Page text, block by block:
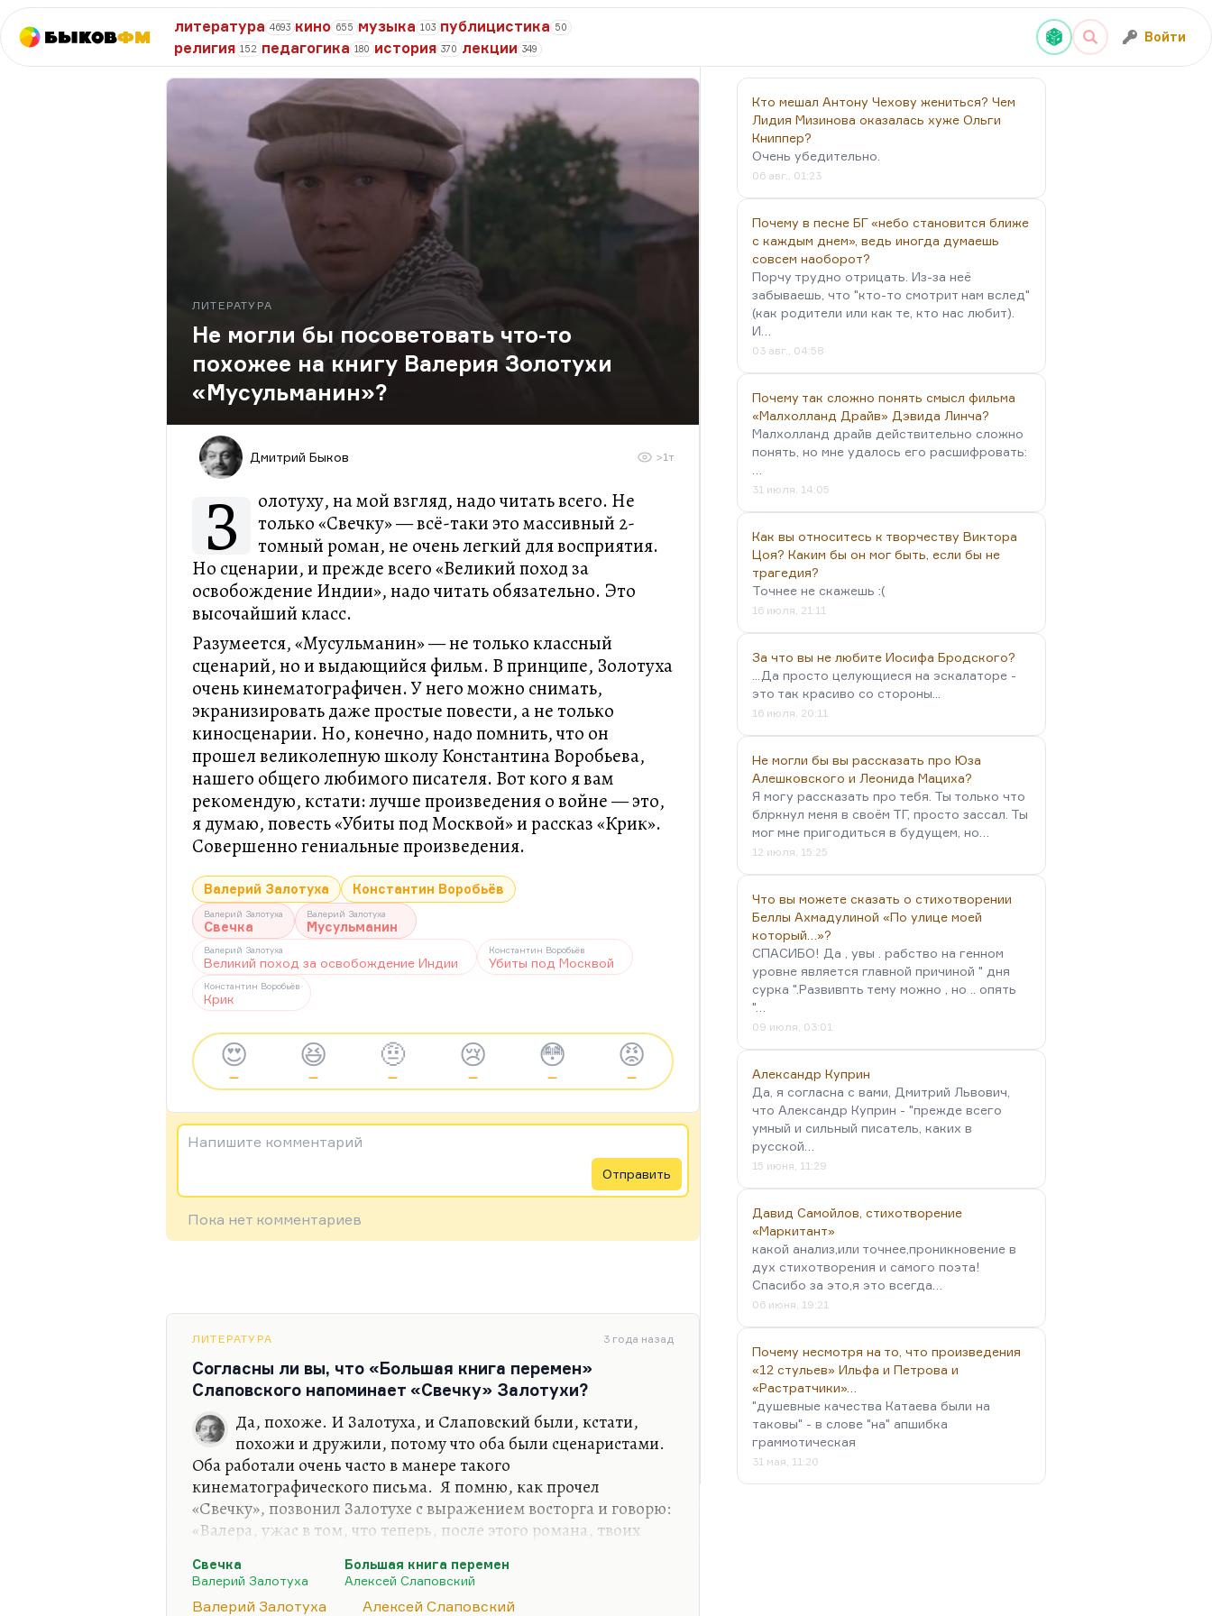
БыковФМ
литература 4693 кино 655 музыка 103 публицистика 50
религия 152 педагогика 180 история 370 лекции 349
Войти
ЛИТЕРАТУРА
Не могли бы посоветовать что-то
похожее на книгу Валерия Золотухи
«Мусульманин»?
Дмитрий Быков >1т
З
олотуху, на мой взгляд, надо читать всего. Не
только «Свечку» — всё-таки это массивный 2-
томный роман, не очень легкий для восприятия.
Но сценарии, и прежде всего «Великий поход за
освобождение Индии», надо читать обязательно. Это
высочайший класс.
Разумеется, «Мусульманин» — не только классный
сценарий, но и выдающийся фильм. В принципе, Золотуха
очень кинематографичен. У него можно снимать,
экранизировать даже простые повести, а не только
киносценарии. Но, конечно, надо помнить, что он
прошел великолепную школу Константина Воробьева,
нашего общего любимого писателя. Вот кого я вам
рекомендую, кстати: лучше произведения о войне — это,
я думаю, повесть «Убиты под Москвой» и рассказ «Крик».
Совершенно гениальные произведения.
Валерий Залотуха Константин Воробьёв
Валерий Залотуха
Свечка
Валерий Залотуха
Мусульманин
Валерий Залотуха
Великий поход за освобождение Индии
Константин Воробьёв
Убиты под Москвой
Константин Воробьёв
Крик
😍
—
😆
—
🤨
—
😢
—
😳
—
😡
—
Напишите комментарий
Отправить
Пока нет комментариев
ЛИТЕРАТУРА 3 года назад
Согласны ли вы, что «Большая книга перемен»
Слаповского напоминает «Свечку» Залотухи?
Да, похоже. И Залотуха, и Слаповский были, кстати,
похожи и дружили, потому что оба были сценаристами.
Оба работали очень часто в манере такого
кинематографического письма. Я помню, как прочел
«Свечку», позвонил Залотухе с выражением восторга и говорю:
«Валера, ужас в том, что теперь, после этого романа, твоих
что ты сделал». Это гениальное произведение; да, может,
избыточное, как мне кажется. Да, может быть, я бы что-то там
Свечка
Валерий Залотуха
Большая книга перемен
Алексей Слаповский
Валерий Залотуха Алексей Слаповский
Кто мешал Антону Чехову жениться? Чем
Лидия Мизинова оказалась хуже Ольги
Книппер?
Очень убедительно.
06 авг., 01:23
Почему в песне БГ «небо становится ближе
с каждым днем», ведь иногда думаешь
совсем наоборот?
Порчу трудно отрицать. Из-за неё
забываешь, что "кто-то смотрит нам вслед"
(как родители или как те, кто нас любит).
И…
03 авг., 04:58
Почему так сложно понять смысл фильма
«Малхолланд Драйв» Дэвида Линча?
Малхолланд драйв действительно сложно
понять, но мне удалось его расшифровать:
31 июля, 14:05
Как вы относитесь к творчеству Виктора
Цоя? Каким бы он мог быть, если бы не
трагедия?
Точнее не скажешь :(
16 июля, 21:11
За что вы не любите Иосифа Бродского?
...Да просто целующиеся на эскалаторе -
это так красиво со стороны...
16 июля, 20:11
Не могли бы вы рассказать про Юза
Алешковского и Леонида Мациха?
Я могу рассказать про тебя. Ты только что
блркнул меня в своём ТГ, просто зассал. Ты
мог мне пригодиться в будущем, но…
12 июля, 15:25
Что вы можете сказать о стихотворении
Беллы Ахмадулиной «По улице моей
который…»?
СПАСИБО! Да , увы . рабство на генном
уровне является главной причиной " дня
сурка ".Развивпть тему можно , но .. опять
"…
09 июля, 03:01
Александр Куприн
Да, я согласна с вами, Дмитрий Львович,
что Александр Куприн - "прежде всего
умный и сильный писатель, каких в
русской…
15 июня, 11:29
Давид Самойлов, стихотворение
«Маркитант»
какой анализ,или точнее,проникновение в
дух стихотворения и самого поэта!
Спасибо за это,я это всегда…
06 июня, 19:21
Почему несмотря на то, что произведения
«12 стульев» Ильфа и Петрова и
«Растратчики»…
"душевные качества Катаева были на
таковы" - в слове "на" апшибка
граммотическая
31 мая, 11:20